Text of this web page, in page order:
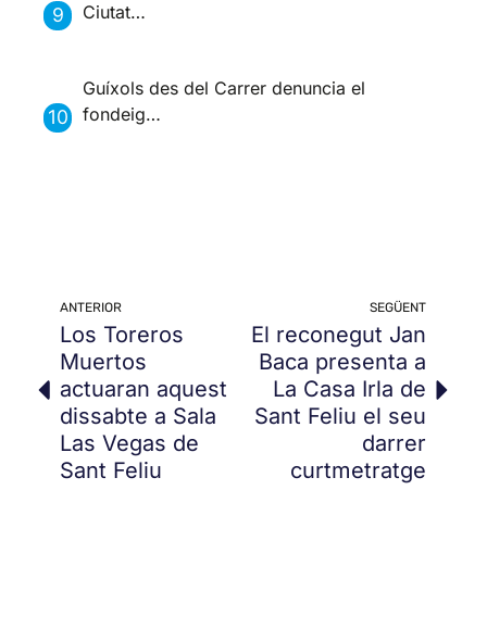
Ciutat…
Guíxols des del Carrer denuncia el
fondeig…
ANTERIOR
Los Toreros
Muertos
actuaran aquest
dissabte a Sala
Las Vegas de
Sant Feliu
SEGÜENT
El reconegut Jan
Baca presenta a
La Casa Irla de
Sant Feliu el seu
darrer
curtmetratge